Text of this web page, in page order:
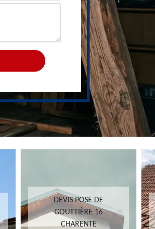
DEVIS POSE DE
GOUTTIÈRE 16
CHARENTE